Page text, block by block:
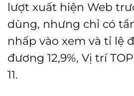
lượt xuất hiện Web
dùng, nhưng chỉ có
nhấp vào xem và tỉ lệ
đương 12,9%, Vị trí
11.